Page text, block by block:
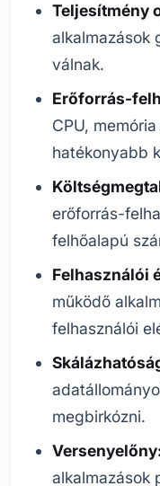
Teljesítmény
alkalmazások
válnak.
Erőforrás-
CPU,
hatékonyabb
erőforrás-
felhőalapú
Felhasználói
működő
felhasználói
megbirkózni.
alkalmazások